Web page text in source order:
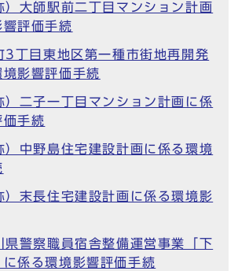
大師駅前二丁目マンション計画
響評価手続
目東地区第一種市街地再開発
影響評価手続
二子一丁目マンション計画に係
価手続
中野島住宅建設計画に係る環境
末長住宅建設計画に係る環境影
警察職員宿舎整備運営事業「下
係る環境影響評価手続